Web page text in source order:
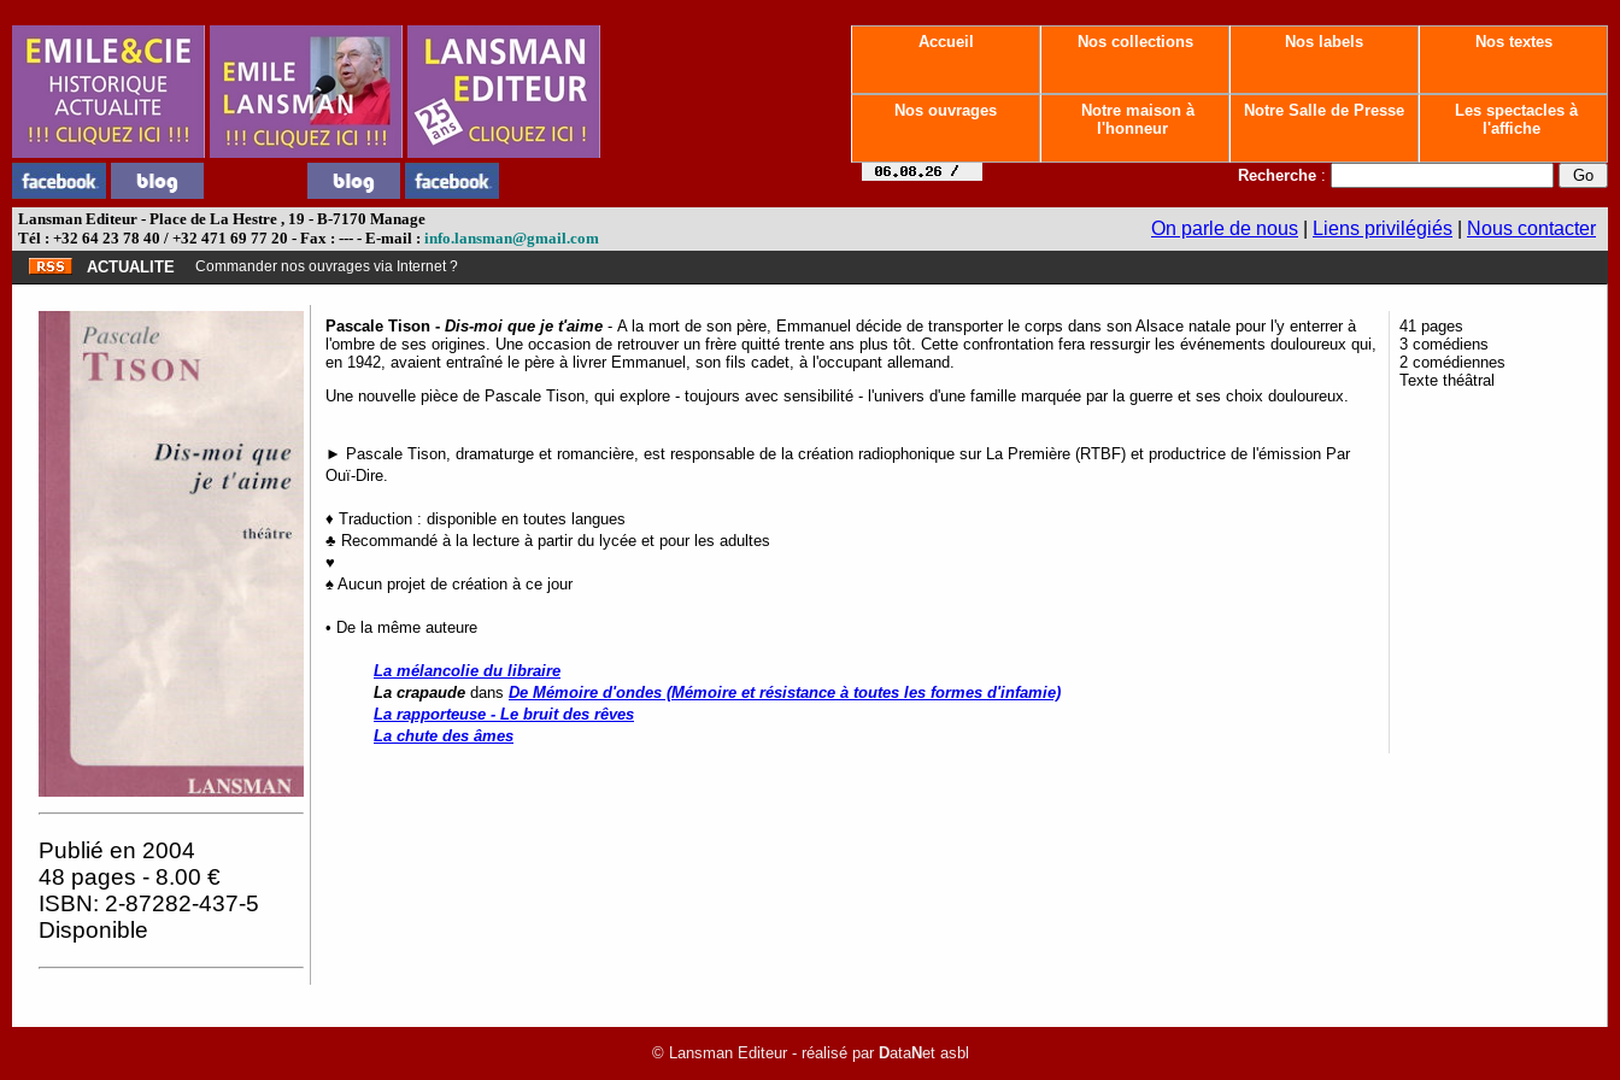
Accueil Nos collections Nos labels Nos textes
Nos ouvrages
Notre maison à
l'honneur
Notre Salle de Presse
Les spectacles à
l'affiche
Recherche :
Lansman Editeur - Place de La Hestre , 19 - B-7170 Manage
Tél : +32 64 23 78 40 / +32 471 69 77 20 - Fax : --- - E-mail : info.lansman@gmail.com On parle de nous Liens privilégiés Nous contacter
ACTUALITE Commander nos ouvrages via Internet ?
Publié en 2004
48 pages - 8.00 €
ISBN: 2-87282-437-5
Disponible
Pascale Tison - Dis-moi que je t'aime - A la mort de son père, Emmanuel décide de transporter le corps dans son Alsace natale pour l'y enterrer à
l'ombre de ses origines. Une occasion de retrouver un frère quitté trente ans plus tôt. Cette confrontation fera ressurgir les événements douloureux qui,
en 1942, avaient entraîné le père à livrer Emmanuel, son fils cadet, à l'occupant allemand.
Une nouvelle pièce de Pascale Tison, qui explore - toujours avec sensibilité - l'univers d'une famille marquée par la guerre et ses choix douloureux.
► Pascale Tison, dramaturge et romancière, est responsable de la création radiophonique sur La Première (RTBF) et productrice de l'émission Par
Ouï-Dire.
♦ Traduction : disponible en toutes langues
♣ Recommandé à la lecture à partir du lycée et pour les adultes
♥
♠ Aucun projet de création à ce jour
• De la même auteure
La mélancolie du libraire
La crapaude dans De Mémoire d'ondes (Mémoire et résistance à toutes les formes d'infamie)
La rapporteuse - Le bruit des rêves
La chute des âmes
41 pages
3 comédiens
2 comédiennes
Texte théâtral
© Lansman Editeur - réalisé par DataNet asbl